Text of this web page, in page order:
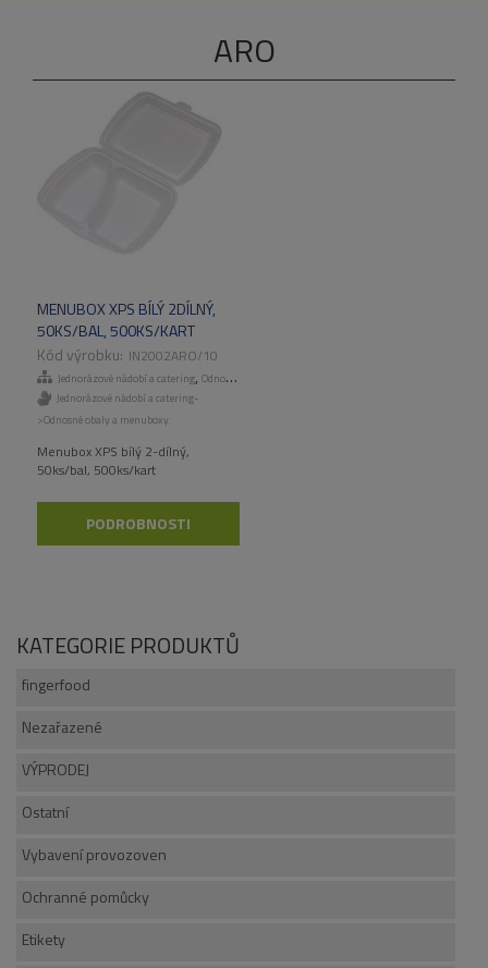
ARO
MENUBOX XPS BÍLÝ 2DÍLNÝ,
50KS/BAL, 500KS/KART
IN2002ARO/10
Jednorázové nádobí a catering, Odnosné obaly a menuboxy
Jednorázové nádobí a catering-
>Odnosné obaly a menuboxy
Menubox XPS bílý 2-dílný,
50ks/bal, 500ks/kart
PODROBNOSTI
KATEGORIE PRODUKTŮ
fingerfood
Nezařazené
VÝPRODEJ
Ostatní
Vybavení provozoven
Ochranné pomůcky
Etikety